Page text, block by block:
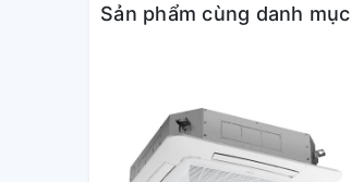
Sản phẩm cùng danh mục